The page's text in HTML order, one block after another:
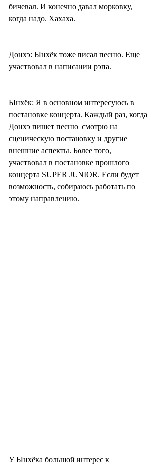
бичевал. И конечно давал морковку,
когда надо. Хахаха.
Донхэ: Ынхёк тоже писал песню. Еще
участвовал в написании рэпа.
Ынхёк: Я в основном интересуюсь в
постановке концерта. Каждый раз, когда
Донхэ пишет песню, смотрю на
сценическую постановку и другие
внешние аспекты. Более того,
участвовал в постановке прошлого
концерта SUPER JUNIOR. Если будет
возможность, собираюсь работать по
этому направлению.
У Ынхёка большой интерес к